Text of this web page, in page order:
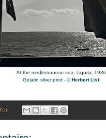
At the mediterranean sea, Liguria, 1936
Gelatin silver print - ©Herbert List